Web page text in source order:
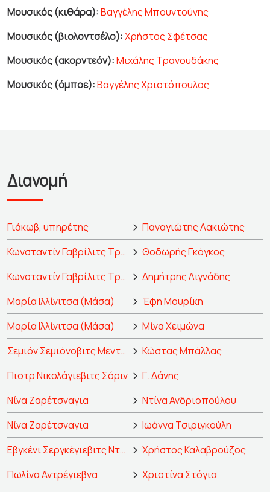
Μουσικός (κιθάρα):Βαγγέλης Μπουντούνης
Μουσικός (βιολοντσέλο):Χρήστος Σφέτσας
Μουσικός (ακορντεόν):Μιχάλης Τρανουδάκης
Μουσικός (όμποε):Βαγγέλης Χριστόπουλος
Διανομή
Γιάκωβ, υπηρέτης
Παναγιώτης Λακιώτης
Κωνσταντίν Γαβρίλιτς Τρέπλιεφ
Θοδωρής Γκόγκος
Κωνσταντίν Γαβρίλιτς Τρέπλιεφ
Δημήτρης Λιγνάδης
Μαρία Ιλλίνιτσα (Μάσα)
Έφη Μουρίκη
Μαρία Ιλλίνιτσα (Μάσα)
Μίνα Χειμώνα
Σεμιόν Σεμιόνοβιτς Μεντβεντένκο, δάσκαλος
Κώστας Μπάλλας
Πιοτρ Νικολάγιεβιτς Σόριν
Γ. Δάνης
Νίνα Ζαρέτσναγια
Ντίνα Ανδριοπούλου
Νίνα Ζαρέτσναγια
Ιωάννα Τσιριγκούλη
Εβγκένι Σεργκέγιεβιτς Ντορν, γιατρός
Χρήστος Καλαβρούζος
Πωλίνα Αντρέγιεβνα
Χριστίνα Στόγια